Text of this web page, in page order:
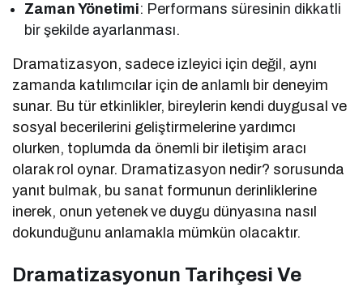
Zaman Yönetimi: Performans süresinin dikkatli
bir şekilde ayarlanması.
Dramatizasyon, sadece izleyici için değil, aynı
zamanda katılımcılar için de anlamlı bir deneyim
sunar. Bu tür etkinlikler, bireylerin kendi duygusal ve
sosyal becerilerini geliştirmelerine yardımcı
olurken, toplumda da önemli bir iletişim aracı
olarak rol oynar. Dramatizasyon nedir? sorusunda
yanıt bulmak, bu sanat formunun derinliklerine
inerek, onun yetenek ve duygu dünyasına nasıl
dokunduğunu anlamakla mümkün olacaktır.
Dramatizasyonun Tarihçesi Ve